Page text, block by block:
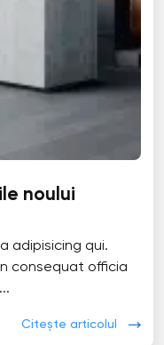
noului
adipisicing qui.
consequat officia
Citește articolul